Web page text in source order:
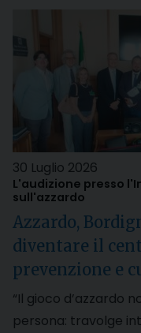
30 Luglio 2026
L'audizione presso
sull'azzardo
Azzardo,
diventare il
prevenzione e
“Il gioco d’azzardo
persona: travolge